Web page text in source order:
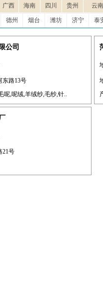
广西 海南 四川 贵州 云南
德州 烟台 潍坊 济宁 泰
公司
东路13号
呢,呢绒,羊绒纱,毛纱,针..
21号